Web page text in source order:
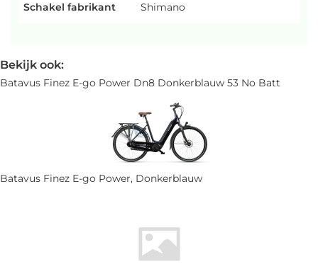
Schakel fabrikant Shimano
Bekijk ook:
Batavus Finez E-go Power Dn8 Donkerblauw 53 No Batt
Batavus Finez E-go Power, Donkerblauw